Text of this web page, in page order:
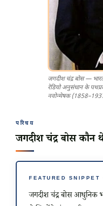
जगदीश चंद्र बोस —
रेडियो अनुसंधान के
नवोन्मेषक
परिचय
जगदीश चंद्र बोस कौन
FEATURED
जगदीश चंद्र बोस आधुनिक